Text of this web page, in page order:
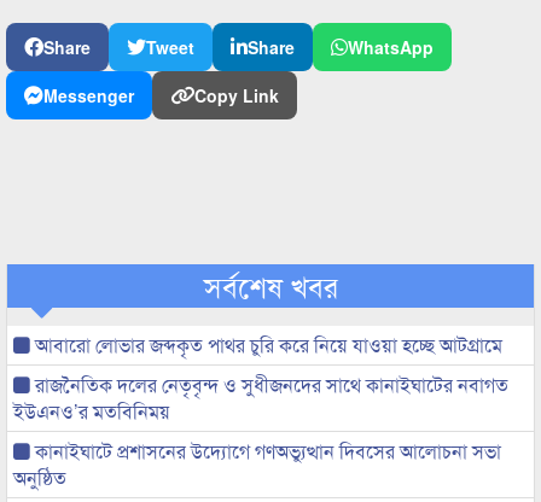
Share Tweet Share
WhatsApp
Messenger
Copy Link
সর্বশেষ খবর
আবারো লোভার জব্দকৃত পাথর চুরি করে নিয়ে যাওয়া হচ্ছে আটগ্রামে
রাজনৈতিক দলের নেতৃবৃন্দ ও সুধীজনদের সাথে কানাইঘাটের নবাগত
ইউএনও’র মতবিনিময়
কানাইঘাটে প্রশাসনের উদ্যোগে গণঅভ্যুত্থান দিবসের আলোচনা সভা
অনুষ্ঠিত